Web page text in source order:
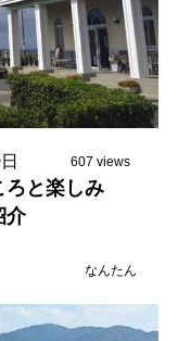
607 views
ろと楽しみ
介
なんたん